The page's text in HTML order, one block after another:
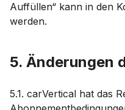
Auffüllen“ kann in den
werden.
5. Änderungen
5.1. carVertical hat das